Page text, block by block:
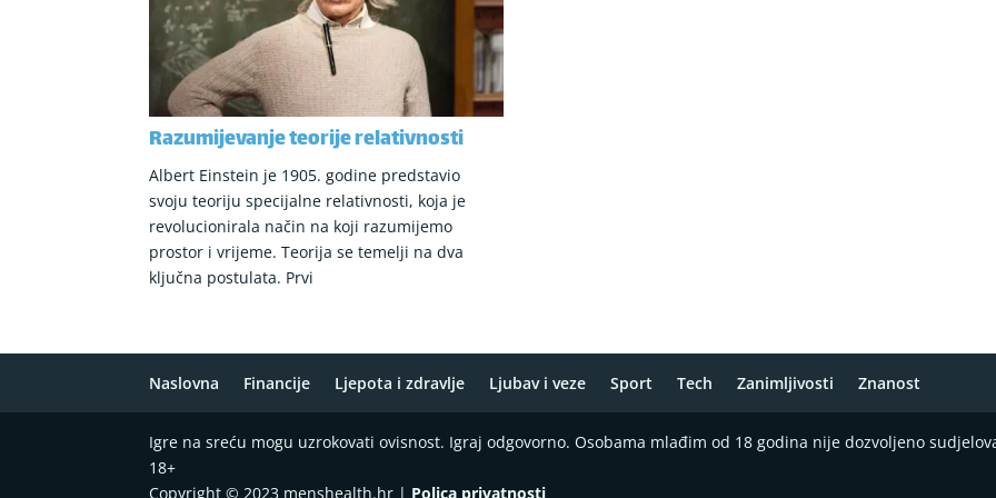
Razumijevanje teorije relativnosti
Albert Einstein je 1905. godine predstavio
svoju teoriju specijalne relativnosti, koja je
revolucionirala način na koji razumijemo
prostor i vrijeme. Teorija se temelji na dva
ključna postulata. Prvi
Naslovna Financije Ljepota i zdravlje Ljubav i veze Sport Tech Zanimljivosti Znanost
Igre na sreću mogu uzrokovati ovisnost. Igraj odgovorno. Osobama mlađim od 18 godina nije dozvoljeno
18+
Copyright © 2023 menshealth.hr | Polica privatnosti